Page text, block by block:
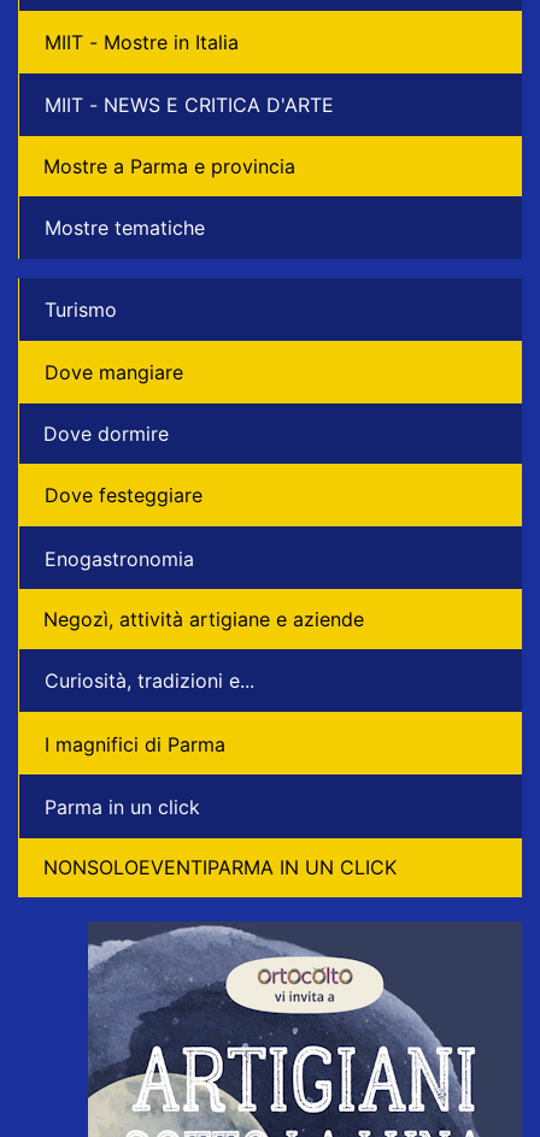
MIIT - Mostre in Italia
MIIT - NEWS E CRITICA D'ARTE
Mostre a Parma e provincia
Mostre tematiche
Turismo
Dove mangiare
Dove dormire
Dove festeggiare
Enogastronomia
Negozì, attività artigiane e aziende
Curiosità, tradizioni e...
I magnifici di Parma
Parma in un click
NONSOLOEVENTIPARMA IN UN CLICK